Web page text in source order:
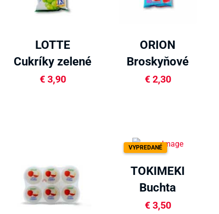
LOTTE
Cukríky zelené
hrozno 153g
€3,90
ORION
Broskyňové
želé 66g
€2,30
VYPREDANÉ
TOKIMEKI
Buchta
maslová s
€3,50